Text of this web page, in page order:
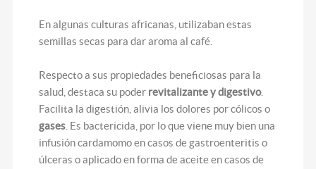
En algunas culturas africanas, utilizaban estas
semillas secas para dar aroma al café.
Respecto a sus propiedades beneficiosas para la
salud, destaca su poder revitalizante y digestivo.
Facilita la digestión, alivia los dolores por cólicos o
gases . Es bactericida, por lo que viene muy bien una
infusión cardamomo en casos de gastroenteritis o
úlceras o aplicado en forma de aceite en casos de